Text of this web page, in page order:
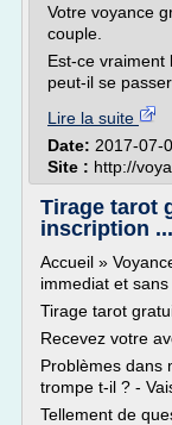
Votre voyance
couple.
Est-ce vraiment
peut-il se passer
Lire la suite
Date: 2017-07-
Site : http://
Tirage tarot
inscription ...
Accueil »
immediat et
Tirage tarot
Recevez votre
Problèmes dans
trompe t-il ? -
Tellement de